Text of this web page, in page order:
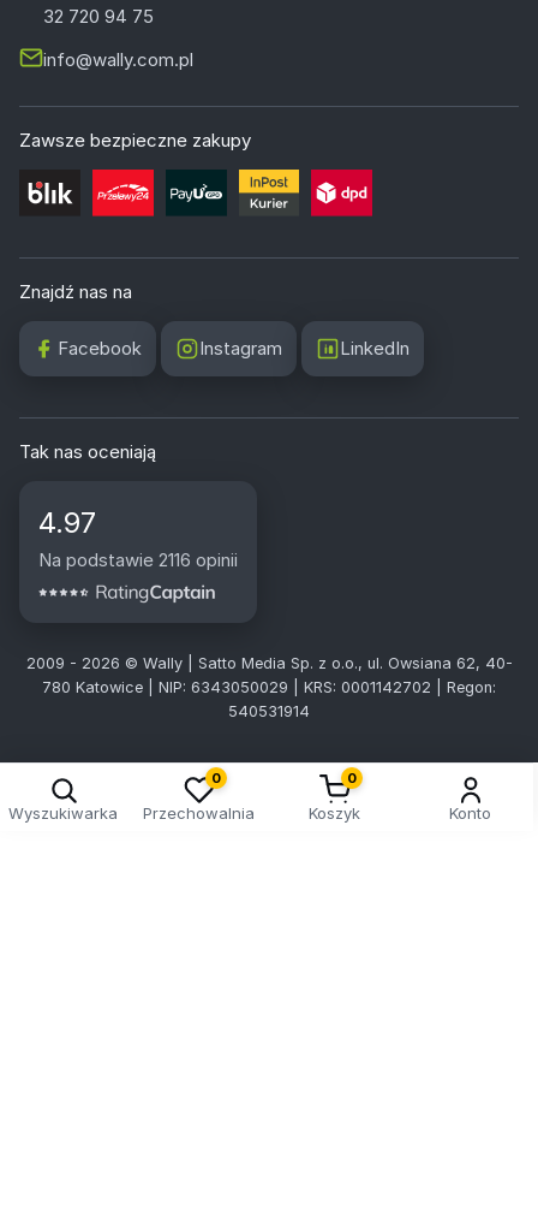
32 720 94 75
info@wally.com.pl
Zawsze bezpieczne zakupy
Znajdź nas na
Facebook Instagram LinkedIn
Tak nas oceniają
4.97
Na podstawie 2116 opinii
2009 - 2026 © Wally | Satto Media Sp. z o.o., ul. Owsiana 62, 40-
780 Katowice | NIP: 6343050029 | KRS: 0001142702 | Regon:
540531914
Wyszukiwarka
0
Przechowalnia
0
Koszyk Konto